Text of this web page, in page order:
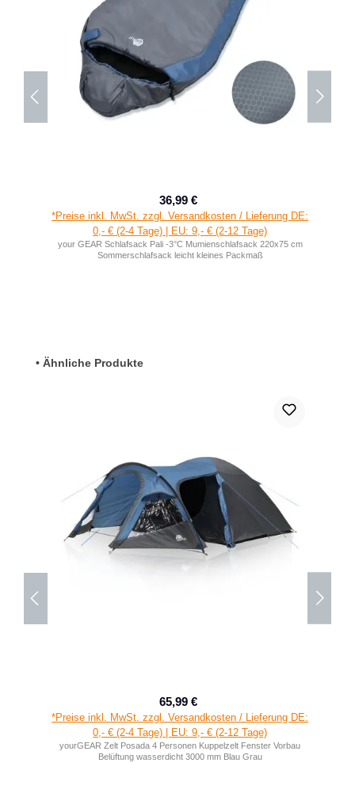
Verkaufspreis:
36,99 €
*Preise inkl. MwSt. zzgl. Versandkosten / Lieferung DE:
0,- € (2-4 Tage) | EU: 9,- € (2-12 Tage)
your GEAR Schlafsack Pali -3°C Mumienschlafsack 220x75 cm
Sommerschlafsack leicht kleines Packmaß
Produktgalerie überspringen
• Ähnliche Produkte
Verkaufspreis:
65,99 €
*Preise inkl. MwSt. zzgl. Versandkosten / Lieferung DE:
0,- € (2-4 Tage) | EU: 9,- € (2-12 Tage)
yourGEAR Zelt Posada 4 Personen Kuppelzelt Fenster Vorbau
Belüftung wasserdicht 3000 mm Blau Grau